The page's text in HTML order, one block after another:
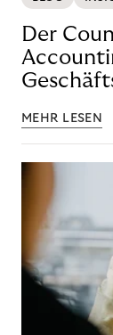
Der
MEHR LESEN